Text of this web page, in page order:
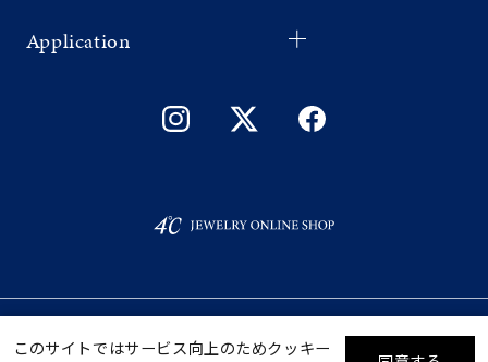
Application
このサイトではサービス向上のためクッキー
ギフトをお探しですか？